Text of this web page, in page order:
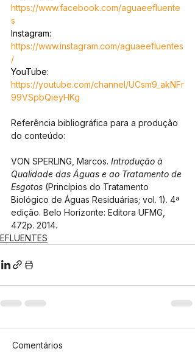
https://www.facebook.com/aguaeefluente
s
Instagram:
https://www.instagram.com/aguaeefluentes
/
YouTube:
https://youtube.com/channel/UCsm9_akNFr
99VSpbQieyHKg
Referência bibliográfica para a produção
do conteúdo:
VON SPERLING, Marcos. Introdução à
Qualidade das Águas e ao Tratamento de
Esgotos (Princípios do Tratamento
Biológico de Águas Residuárias; vol. 1). 4ª
edição. Belo Horizonte: Editora UFMG,
472p. 2014.
EFLUENTES
Comentários